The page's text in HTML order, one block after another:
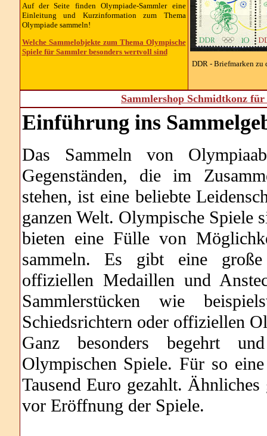
Auf der Seite finden Olympiade-Sammler eine
Einleitung und Kurzinformation zum Thema
Olympiade sammeln!
Welche Sammelobjekte zum Thema Olympische
Spiele für Sammler besonders wertvoll sind
DDR - Briefmarken zu
Sammlershop Schmidtkonz
Einführung ins
Das Sammeln von
Gegenständen, die im
stehen, ist eine beliebte
ganzen Welt. Olympische Spiele
bieten eine Fülle von
sammeln. Es gibt eine
offiziellen Medaillen und
Sammlerstücken wie
Schiedsrichtern oder offiziellen
Ganz besonders begehrt
Olympischen Spiele. Für so
Tausend Euro gezahlt.
vor Eröffnung der Spiele.